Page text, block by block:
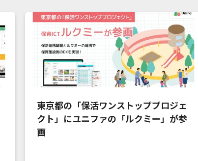
東京都の「保活ワンストッププロジェ
クト」にユニファの「ルクミー」が参
画